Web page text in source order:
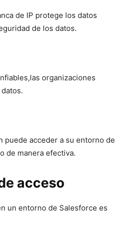
de IP protege los ‍datos
de ​los datos.
organizaciones
puede acceder a su entorno de
de‍ manera efectiva.
acceso
un entorno de Salesforce es